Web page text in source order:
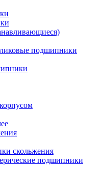
подшипники
скольжения
подшипники